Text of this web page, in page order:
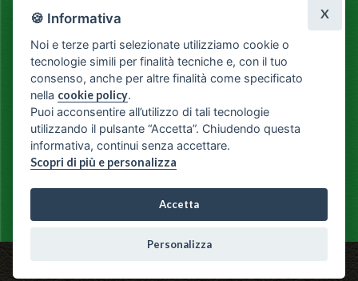
🍪 Informativa
Noi e terze parti selezionate utilizziamo cookie o
tecnologie simili per finalità tecniche e, con il tuo
consenso, anche per altre finalità come specificato
nella cookie policy.
Puoi acconsentire all’utilizzo di tali tecnologie
utilizzando il pulsante “Accetta”. Chiudendo questa
informativa, continui senza accettare.
Scopri di più e personalizza
Accetta
Personalizza
X